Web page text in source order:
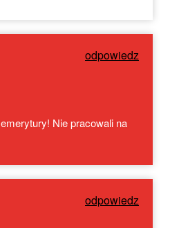
odpowiedz
Nie pracowali na
odpowiedz